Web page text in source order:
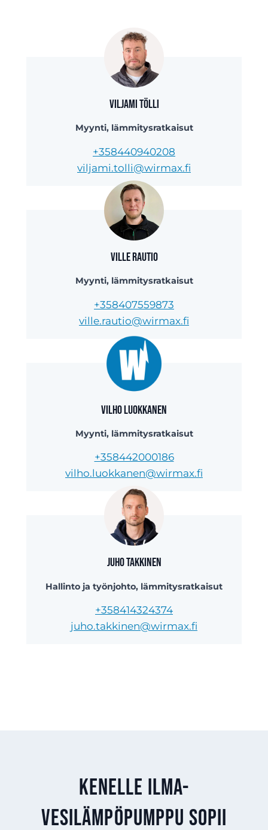
Viljami Tölli
Myynti, lämmitysratkaisut
+358440940208
viljami.tolli@wirmax.fi
Ville Rautio
Myynti, lämmitysratkaisut
+358407559873
ville.rautio@wirmax.fi
Vilho Luokkanen
Myynti, lämmitysratkaisut
+358442000186
vilho.luokkanen@wirmax.fi
Juho Takkinen
Hallinto ja työnjohto, lämmitysratkaisut
+358414324374
juho.takkinen@wirmax.fi
Kenelle ilma-
vesilämpöpumppu sopii